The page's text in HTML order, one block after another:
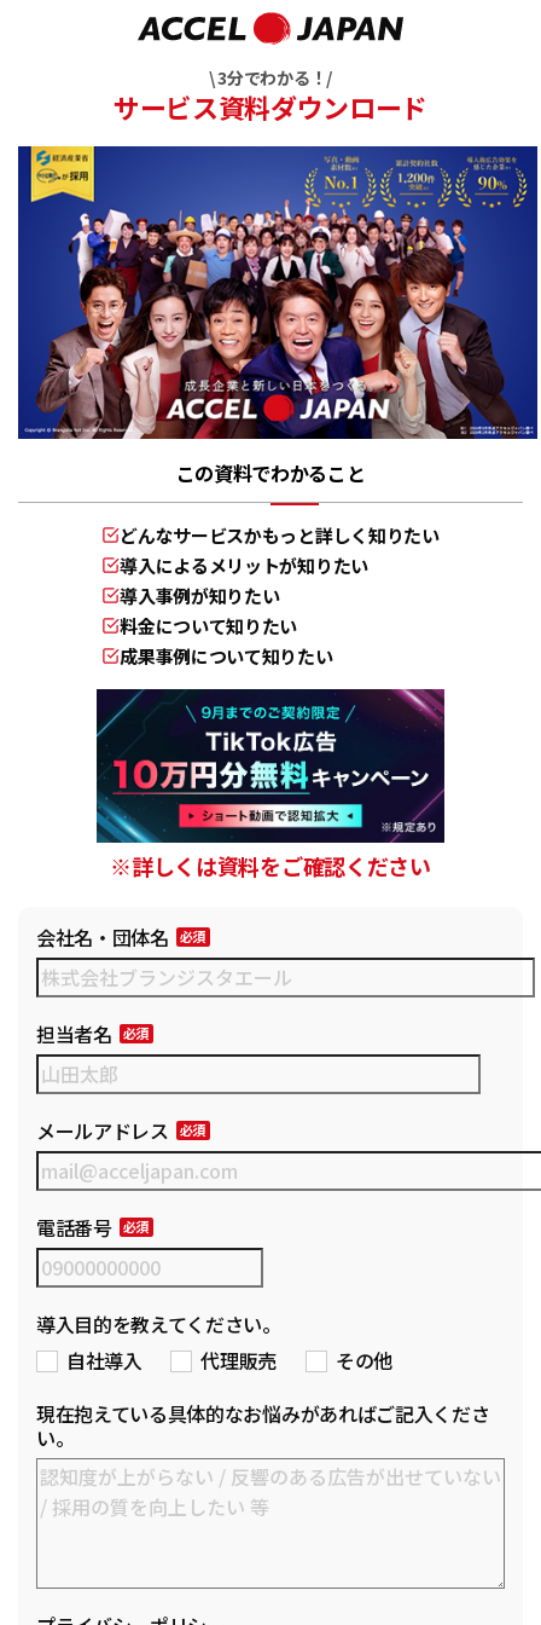
\ 3分でわかる！/
サービス資料ダウンロード
この資料でわかること
どんなサービスかもっと詳しく知りたい
導入によるメリットが知りたい
導入事例が知りたい
料金について知りたい
成果事例について知りたい
※詳しくは資料をご確認ください
会社名・団体名
担当者名
メールアドレス
電話番号
導入目的を教えてください。
自社導入
代理販売
その他
現在抱えている具体的なお悩みがあればご記入くださ
い。